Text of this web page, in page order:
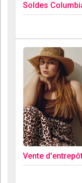
Soldes
Vente